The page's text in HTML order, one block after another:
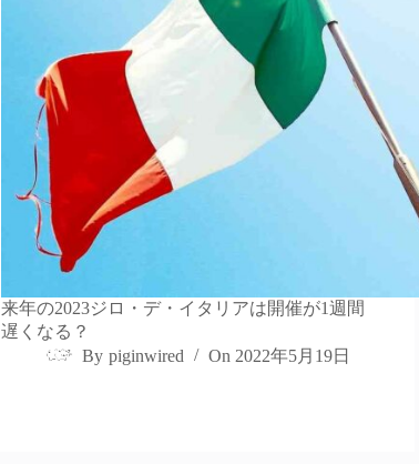
来年の2023ジロ・デ・イタリアは開催が1週間
遅くなる？
By piginwired On 2022年5月19日